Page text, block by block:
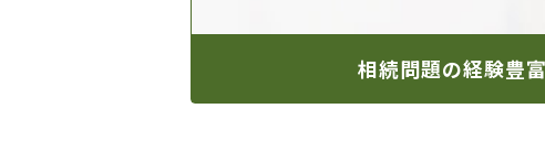
相続問題の経験豊